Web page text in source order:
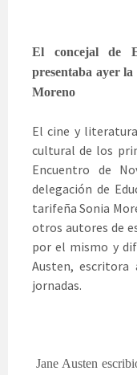
El concejal de
presentaba ayer
Moreno
El cine y
cultural de los
Encuentro de
delegación de
tarifeña Sonia
otros autores de
por el mismo y
Austen, escritora
jornadas.
Jane Austen